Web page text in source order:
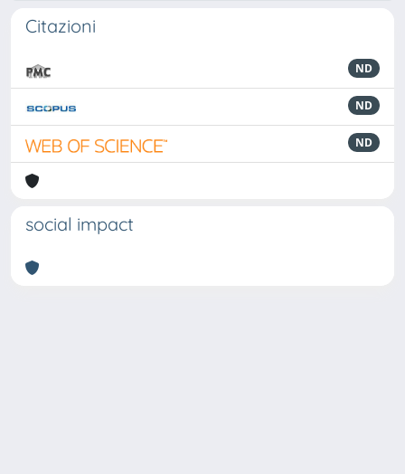
Citazioni
ND
ND
ND
social impact